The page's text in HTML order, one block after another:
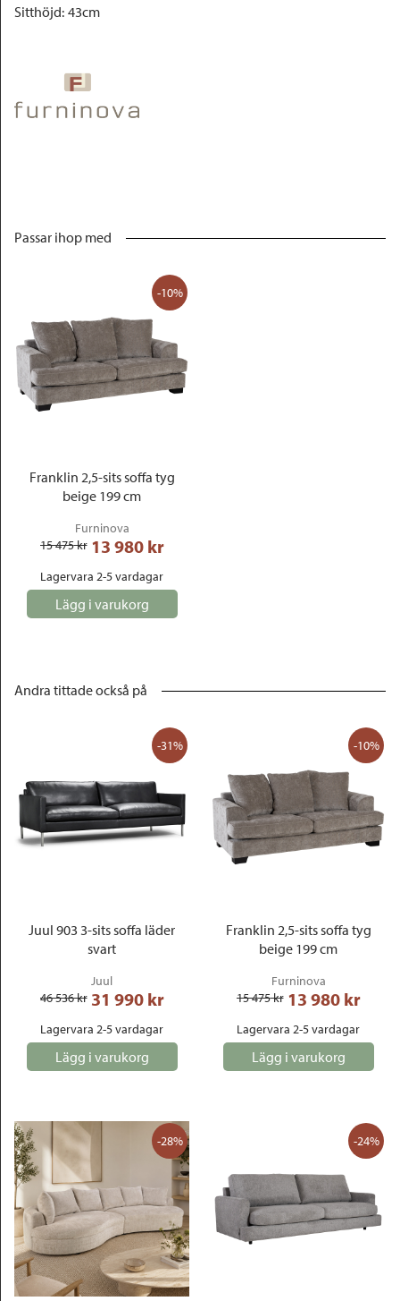
Sitthöjd: 43cm
Passar ihop med
-10%
Franklin 2,5-sits soffa tyg
beige 199 cm
Furninova
15 475 kr 13 980 kr
Lagervara 2-5 vardagar
Lägg i varukorg
Andra tittade också på
-31%
Juul 903 3-sits soffa läder
svart
Juul
46 536 kr 31 990 kr
Lagervara 2-5 vardagar
Lägg i varukorg
-10%
Franklin 2,5-sits soffa tyg
beige 199 cm
Furninova
15 475 kr 13 980 kr
Lagervara 2-5 vardagar
Lägg i varukorg
-28% -24%